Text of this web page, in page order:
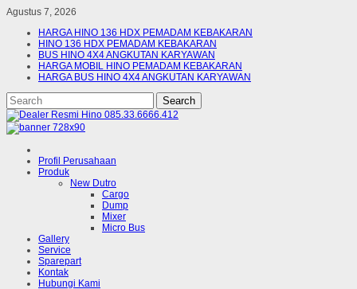
Agustus 7, 2026
HARGA HINO 136 HDX PEMADAM KEBAKARAN
HINO 136 HDX PEMADAM KEBAKARAN
BUS HINO 4X4 ANGKUTAN KARYAWAN
HARGA MOBIL HINO PEMADAM KEBAKARAN
HARGA BUS HINO 4X4 ANGKUTAN KARYAWAN
Profil Perusahaan
Produk
New Dutro
Cargo
Dump
Mixer
Micro Bus
Gallery
Service
Sparepart
Kontak
Hubungi Kami